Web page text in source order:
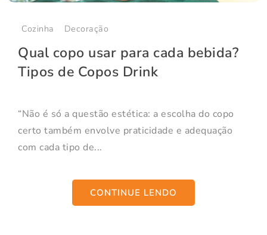
Cozinha Decoração
Qual copo usar para cada bebida?
Tipos de Copos Drink
“Não é só a questão estética: a escolha do copo
certo também envolve praticidade e adequação
com cada tipo de...
CONTINUE LENDO